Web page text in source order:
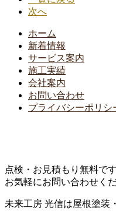
次へ
ホーム
新着情報
サービス案内
施工実績
会社案内
お問い合わせ
プライバシーポリシ
点検・お見積もり無料で
お気軽にお問い合わせく
未来工房 光信は屋根塗装